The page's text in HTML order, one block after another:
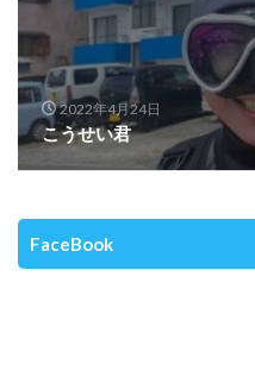
2022年4月24日
こうせい君
FaceBook